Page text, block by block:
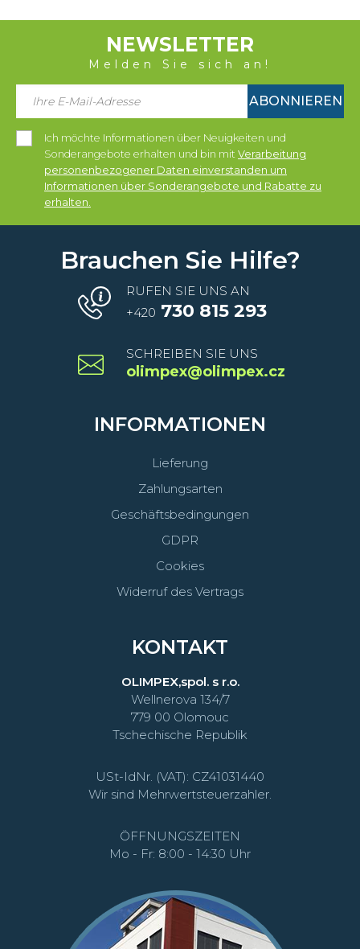
NEWSLETTER
Melden Sie sich an!
ABONNIEREN
Ich möchte Informationen über Neuigkeiten und
Sonderangebote erhalten und bin mit Verarbeitung
personenbezogener Daten einverstanden um
Informationen über Sonderangebote und Rabatte zu
erhalten.
Brauchen Sie Hilfe?
RUFEN SIE UNS AN
+420 730 815 293
SCHREIBEN SIE UNS
olimpex@olimpex.cz
INFORMATIONEN
Lieferung
Zahlungsarten
Geschäftsbedingungen
GDPR
Cookies
Widerruf des Vertrags
KONTAKT
OLIMPEX,spol. s r.o.
Wellnerova 134/7
779 00 Olomouc
Tschechische Republik
USt-IdNr. (VAT): CZ41031440
Wir sind Mehrwertsteuerzahler.
ÖFFNUNGSZEITEN
Mo - Fr: 8:00 - 14:30 Uhr